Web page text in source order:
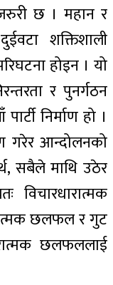
छ । महान र
शक्तिशाली
होइन । यो
र पुनर्गठन
निर्माण हो ।
गरेर आन्दोलनको
सबैले माथि उठेर
छलफल र गुट
छलफललाई